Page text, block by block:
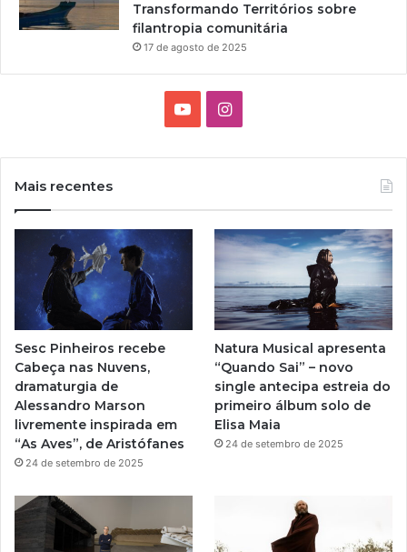
Transformando Territórios sobre
filantropia comunitária
17 de agosto de 2025
e
I
g
r
a
m
Mais recentes
Sesc Pinheiros recebe
Cabeça nas Nuvens,
dramaturgia de
Alessandro Marson
livremente inspirada em
“As Aves”, de Aristófanes
24 de setembro de 2025
Natura Musical apresenta
“Quando Sai” – novo
single antecipa estreia do
primeiro álbum solo de
Elisa Maia
24 de setembro de 2025